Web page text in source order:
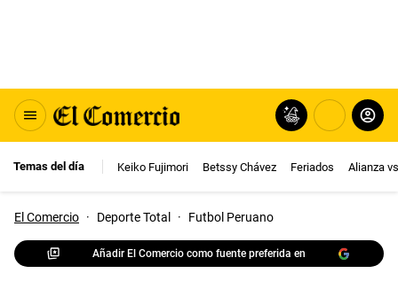
Temas del día Keiko Fujimori Betssy Chávez Feriados Alianza
El Comercio · Deporte Total · Futbol Peruano
Añadir El Comercio como fuente preferida en